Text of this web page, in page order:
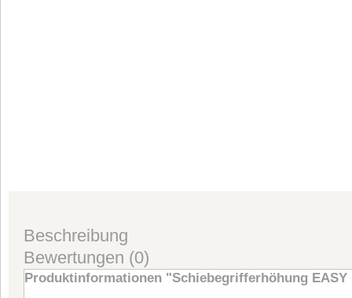
Beschreibung
Bewertungen (0)
Produktinformationen "Schiebegrifferhöhung EASY